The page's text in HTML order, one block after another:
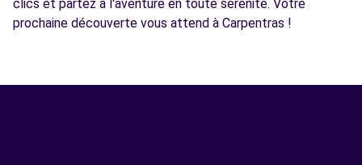
clics et partez à l'aventure en toute sérénité. Votre
prochaine découverte vous attend à Carpentras !